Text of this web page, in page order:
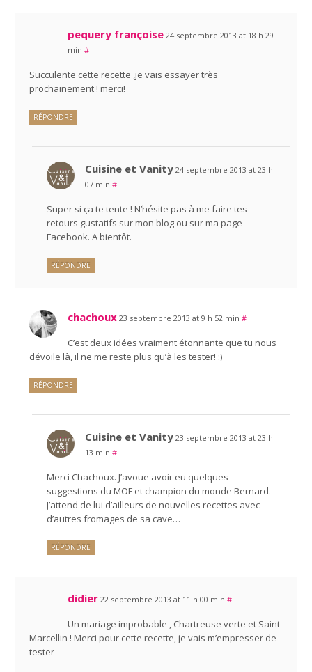
pequery françoise 24 septembre 2013 at 18 h 29
min #
Succulente cette recette ,je vais essayer très
prochainement ! merci!
RÉPONDRE
Cuisine et Vanity 24 septembre 2013 at 23 h
07 min #
Super si ça te tente ! N’hésite pas à me faire tes
retours gustatifs sur mon blog ou sur ma page
Facebook. A bientôt.
RÉPONDRE
chachoux 23 septembre 2013 at 9 h 52 min #
C’est deux idées vraiment étonnante que tu nous
dévoile là, il ne me reste plus qu’à les tester! :)
RÉPONDRE
Cuisine et Vanity 23 septembre 2013 at 23 h
13 min #
Merci Chachoux. J’avoue avoir eu quelques
suggestions du MOF et champion du monde Bernard.
J’attend de lui d’ailleurs de nouvelles recettes avec
d’autres fromages de sa cave…
RÉPONDRE
didier 22 septembre 2013 at 11 h 00 min #
Un mariage improbable , Chartreuse verte et Saint
Marcellin ! Merci pour cette recette, je vais m’empresser de
tester